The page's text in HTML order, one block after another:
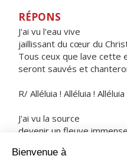
RÉPONS
J'ai vu l'eau vive
jaillissant du cœur du
Tous ceux que lave cette
seront sauvés et
R/ Alléluia ! Alléluia ! Alléluia
J'ai vu la source
devenir un fleuve